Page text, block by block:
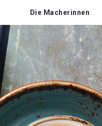
Die Macherinnen